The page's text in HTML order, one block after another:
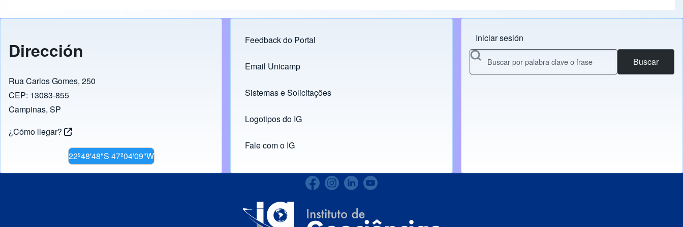
Dirección
Rua Carlos Gomes, 250
CEP: 13083-855
Campinas, SP
¿Cómo llegar?
22º48'48"S 47º04'09"W
Footer menu
Feedback do Portal
Links
Email Unicamp
(opens in new tab)
Sistemas e Solicitações
(opens in new tab)
Logotipos do IG
(opens in new tab)
Fale com o IG
Menu do usuário
Iniciar sesión
Buscar